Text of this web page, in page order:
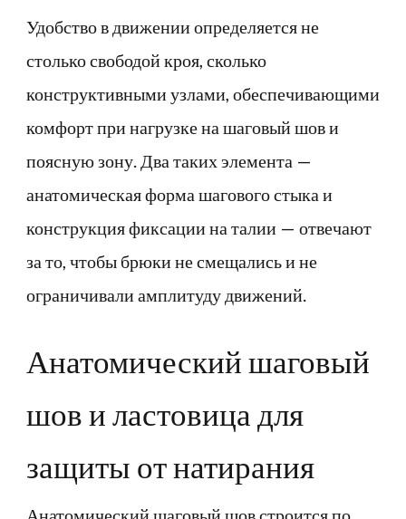
Удобство в движении определяется не
столько свободой кроя, сколько
конструктивными узлами, обеспечивающими
комфорт при нагрузке на шаговый шов и
поясную зону. Два таких элемента —
анатомическая форма шагового стыка и
конструкция фиксации на талии — отвечают
за то, чтобы брюки не смещались и не
ограничивали амплитуду движений.
Анатомический шаговый
шов и ластовица для
защиты от натирания
Анатомический шаговый шов строится по